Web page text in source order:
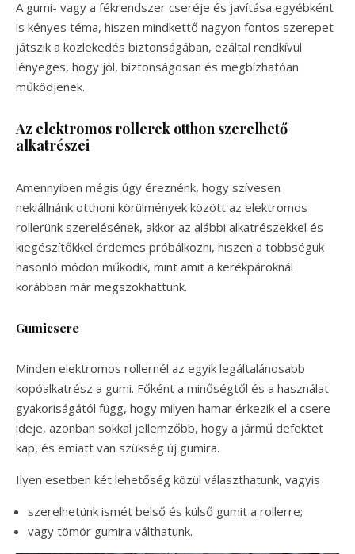
A gumi- vagy a fékrendszer cseréje és javítása egyébként
is kényes téma, hiszen mindkettő nagyon fontos szerepet
játszik a közlekedés biztonságában, ezáltal rendkívül
lényeges, hogy jól, biztonságosan és megbízhatóan
működjenek.
Az elektromos rollerek otthon szerelhető
alkatrészei
Amennyiben mégis úgy éreznénk, hogy szívesen
nekiállnánk otthoni körülmények között az elektromos
rollerünk szerelésének, akkor az alábbi alkatrészekkel és
kiegészítőkkel érdemes próbálkozni, hiszen a többségük
hasonló módon működik, mint amit a kerékpároknál
korábban már megszokhattunk.
Gumicsere
Minden elektromos rollernél az egyik legáltalánosabb
kopóalkatrész a gumi. Főként a minőségtől és a használat
gyakoriságától függ, hogy milyen hamar érkezik el a csere
ideje, azonban sokkal jellemzőbb, hogy a jármű defektet
kap, és emiatt van szükség új gumira.
Ilyen esetben két lehetőség közül választhatunk, vagyis
szerelhetünk ismét belső és külső gumit a rollerre;
vagy tömör gumira válthatunk.